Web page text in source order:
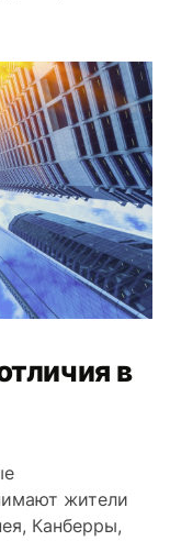
в
жители
Канберры,